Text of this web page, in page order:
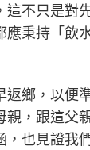
不只是對
秉持「飲
鄉，以便
，跟這父
也見證我